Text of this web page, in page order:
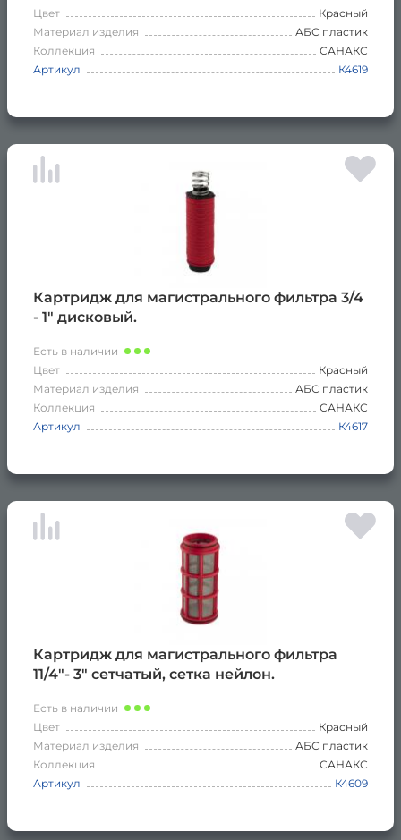
Цвет
Красный
Материал изделия
АБС пластик
Коллекция
САНАКС
Артикул
К4619
Картридж для магистрального фильтра 3/4
- 1" дисковый.
Есть в наличии
Цвет
Красный
Материал изделия
АБС пластик
Коллекция
САНАКС
Артикул
К4617
Картридж для магистрального фильтра
11/4"- 3" сетчатый, сетка нейлон.
Есть в наличии
Цвет
Красный
Материал изделия
АБС пластик
Коллекция
САНАКС
Артикул
К4609